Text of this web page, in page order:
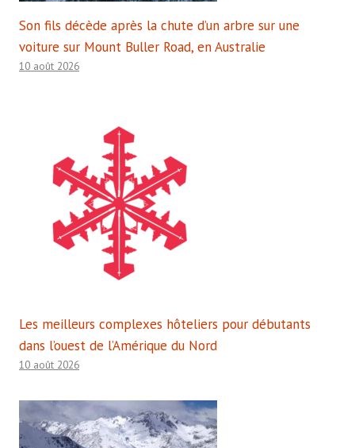
Son fils décède après la chute d’un arbre sur une
voiture sur Mount Buller Road, en Australie
10 août 2026
Les meilleurs complexes hôteliers pour débutants
dans l’ouest de l’Amérique du Nord
10 août 2026